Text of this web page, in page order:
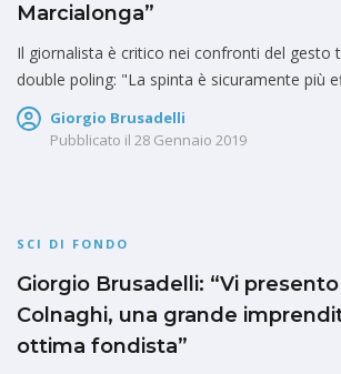
Marcialonga”
Il giornalista è critico nei confronti del gesto
double poling: "La spinta è sicuramente più
Giorgio Brusadelli
Pubblicato il 28 Gennaio 2019
SCI DI FONDO
Giorgio Brusadelli: “Vi
Colnaghi, una grande
ottima fondista”